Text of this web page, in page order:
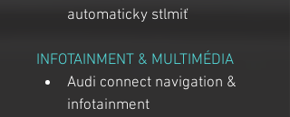
automaticky stlmiť
INFOTAINMENT & MULTIMÉDIA
Audi connect navigation &
infotainment